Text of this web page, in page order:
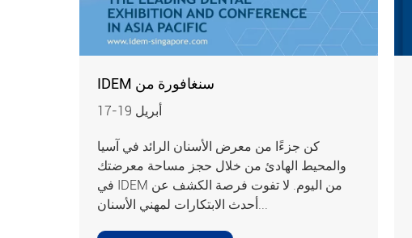
IDEM سنغافورة من
17-19 أبريل
كن جزءًا من معرض الأسنان الرائد في آسيا
والمحيط الهادئ من خلال حجز مساحة معرضتك
في IDEM من اليوم. لا تفوت فرصة الكشف عن
أحدث الابتكارات لمهني الأسنان...